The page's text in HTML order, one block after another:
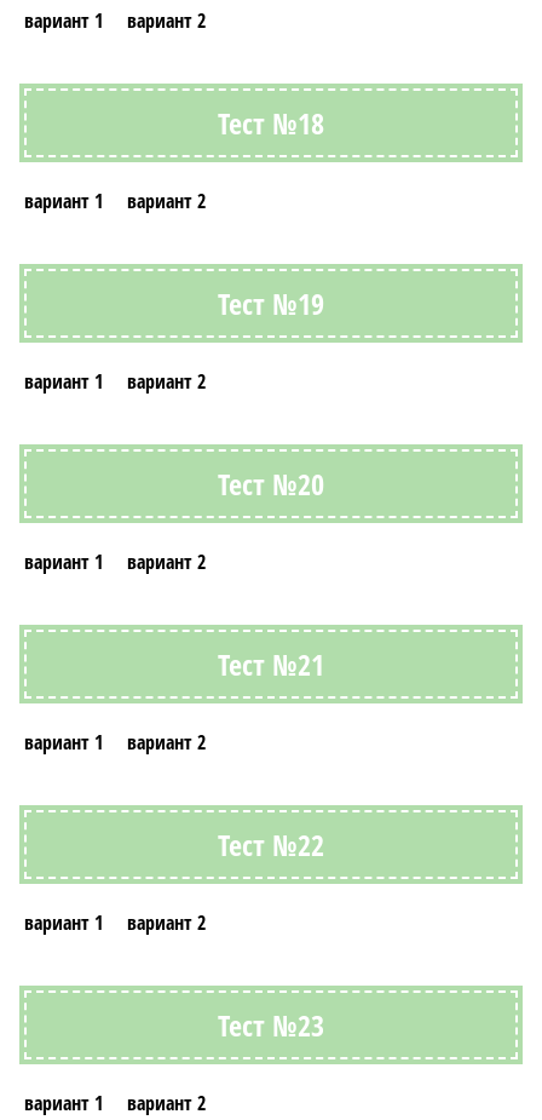
вариант 1 вариант 2
Тест №18
вариант 1 вариант 2
Тест №19
вариант 1 вариант 2
Тест №20
вариант 1 вариант 2
Тест №21
вариант 1 вариант 2
Тест №22
вариант 1 вариант 2
Тест №23
вариант 1 вариант 2